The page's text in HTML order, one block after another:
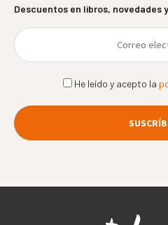
Descuentos en libros, novedades
He leído y acepto la